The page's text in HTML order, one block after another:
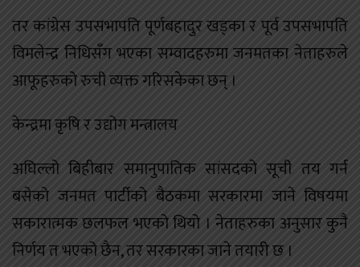
तर कांग्रेस उपसभापति पूर्णबहादुर खड्का र पूर्व उपसभापति
विमलेन्द्र निधिसँग भएका सम्वादहरुमा जनमतका नेताहरुले
आफूहरुको रुची व्यक्त गरिसकेका छन् ।
केन्द्रमा कृषि र उद्योग मन्त्रालय
अघिल्लो बिहीबार समानुपातिक सांसदको सूची तय गर्न
बसेको जनमत पार्टीको बैठकमा सरकारमा जाने विषयमा
सकारात्मक छलफल भएको थियो । नेताहरुका अनुसार कुनै
निर्णय त भएको छैन, तर सरकारका जाने तयारी छ ।